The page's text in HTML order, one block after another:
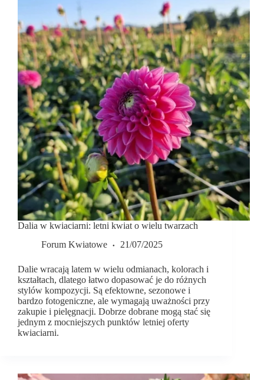
Dalia w kwiaciarni: letni kwiat o wielu twarzach
Forum Kwiatowe
21/07/2025
Dalie wracają latem w wielu odmianach, kolorach i
kształtach, dlatego łatwo dopasować je do różnych
stylów kompozycji. Są efektowne, sezonowe i
bardzo fotogeniczne, ale wymagają uważności przy
zakupie i pielęgnacji. Dobrze dobrane mogą stać się
jednym z mocniejszych punktów letniej oferty
kwiaciarni.